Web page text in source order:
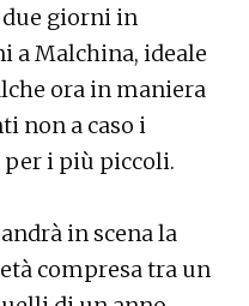
giorni in
a Malchina, ideale
ora in maniera
non a caso i
i più piccoli.
in scena la
compresa tra un